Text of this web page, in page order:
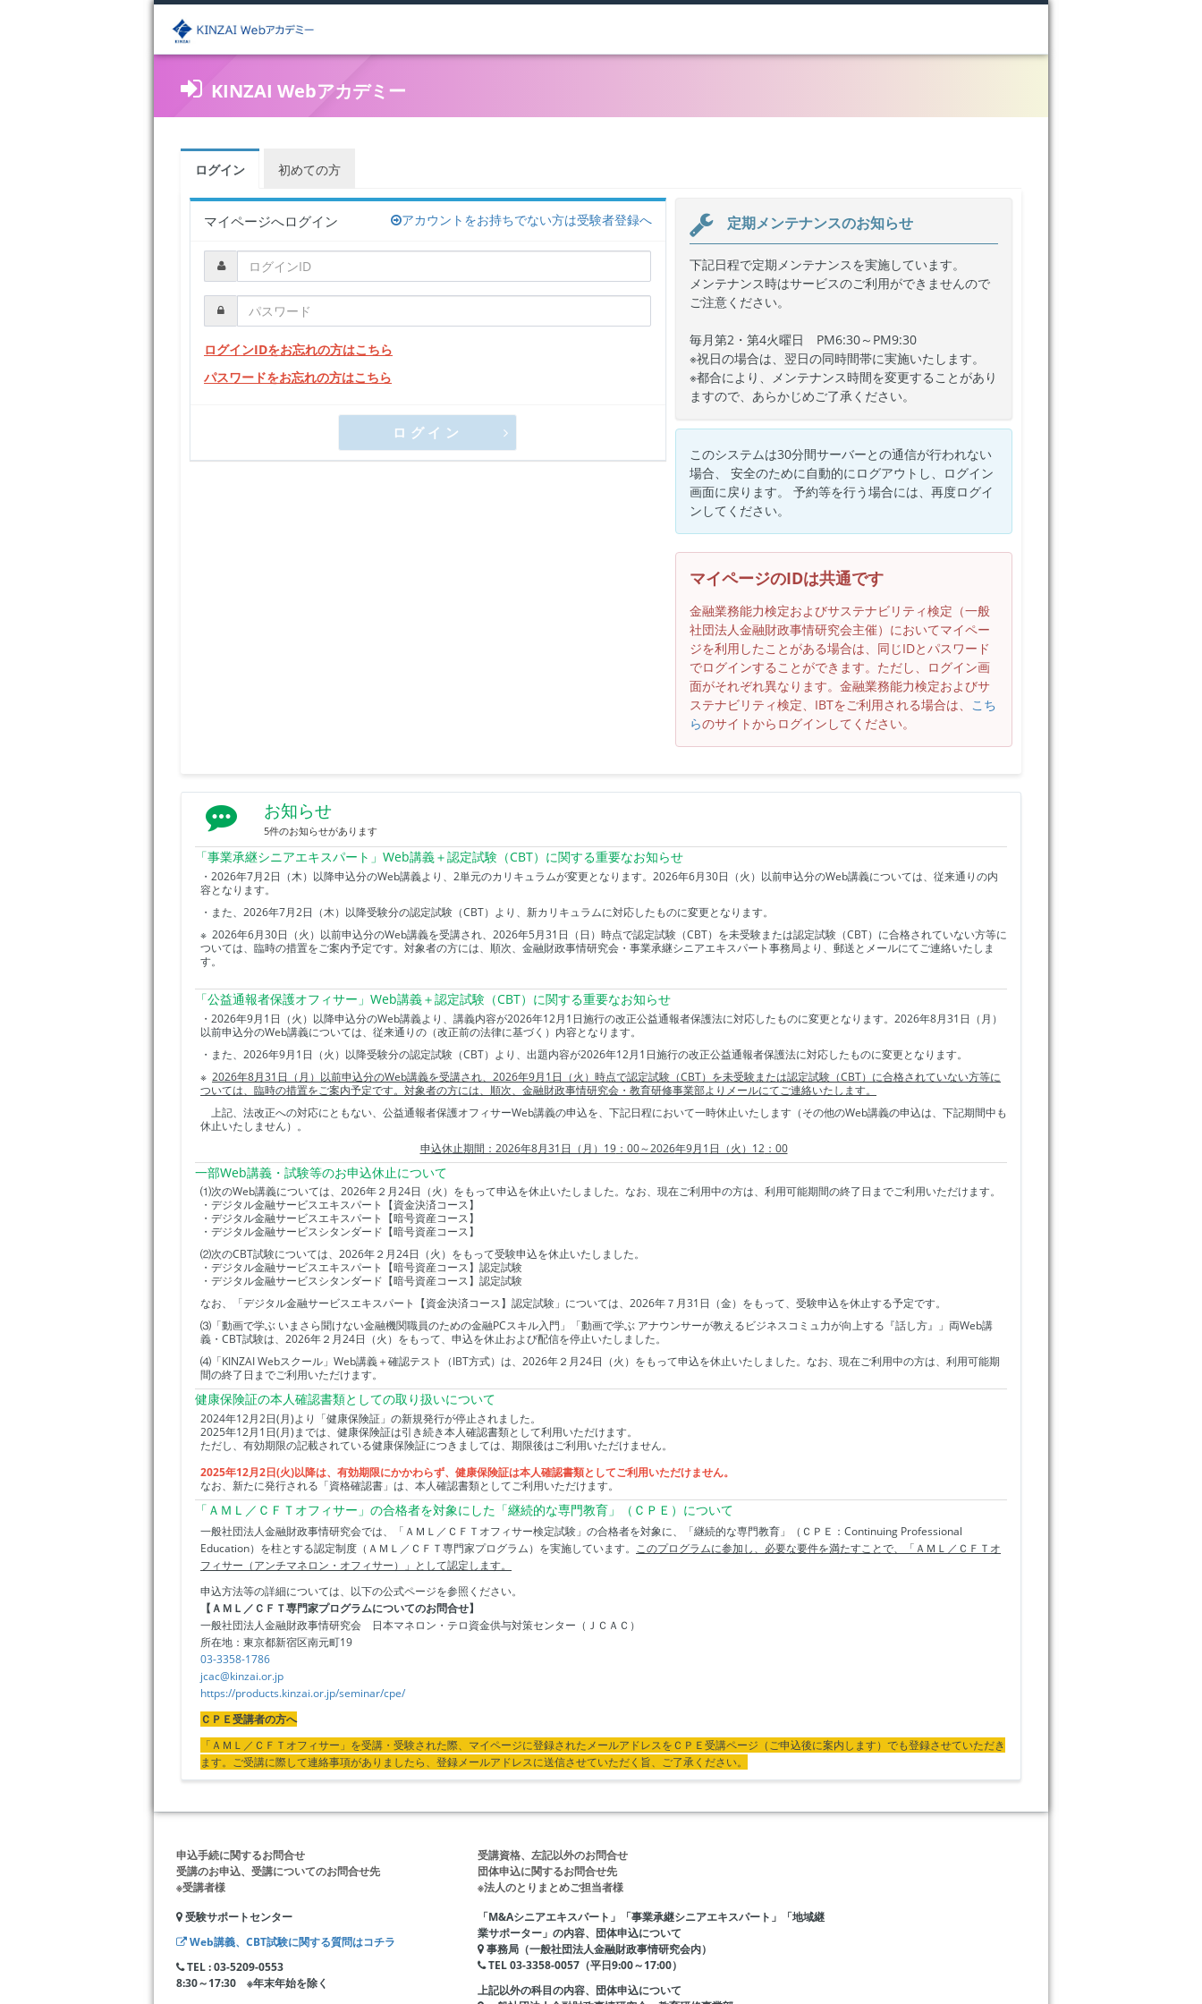
KINZAI Webアカデミー
ログイン 初めての方
マイページへログイン アカウントをお持ちでない方は受験者登録へ
ログインIDをお忘れの方はこちら
パスワードをお忘れの方はこちら
ログイン
定期メンテナンスのお知らせ
下記日程で定期メンテナンスを実施しています。
メンテナンス時はサービスのご利用ができませんので
ご注意ください。
毎月第2・第4火曜日 PM6:30～PM9:30
※祝日の場合は、翌日の同時間帯に実施いたします。
※都合により、メンテナンス時間を変更することがあり
ますので、あらかじめご了承ください。
このシステムは30分間サーバーとの通信が行われない
場合、 安全のために自動的にログアウトし、ログイン
画面に戻ります。 予約等を行う場合には、再度ログイ
ンしてください。
マイページのIDは共通です
金融業務能力検定およびサステナビリティ検定（一般
社団法人金融財政事情研究会主催）においてマイペー
ジを利用したことがある場合は、同じIDとパスワード
でログインすることができます。ただし、ログイン画
面がそれぞれ異なります。金融業務能力検定およびサ
ステナビリティ検定、IBTをご利用される場合は、 こち
らのサイトからログインしてください。
お知らせ
5件のお知らせがあります
「事業承継シニアエキスパート」Web講義＋認定試験（CBT）に関する重要なお知らせ
・2026年7月2日（木）以降申込分のWeb講義より、2単元のカリキュラムが変更となります。2026年6月30日（火）以前申込分のWeb講義については、従来通りの内
容となります。
・また、2026年7月2日（木）以降受験分の認定試験（CBT）より、新カリキュラムに対応したものに変更となります。
※ 2026年6月30日（火）以前申込分のWeb講義を受講され、2026年5月31日（日）時点で認定試験（CBT）を未受験または認定試験（CBT）に合格されていない方等に
ついては、臨時の措置をご案内予定です。対象者の方には、順次、金融財政事情研究会・事業承継シニアエキスパート事務局より、郵送とメールにてご連絡いたしま
す。
「公益通報者保護オフィサー」Web講義＋認定試験（CBT）に関する重要なお知らせ
・2026年9月1日（火）以降申込分のWeb講義より、講義内容が2026年12月1日施行の改正公益通報者保護法に対応したものに変更となります。2026年8月31日（月）
以前申込分のWeb講義については、従来通りの（改正前の法律に基づく）内容となります。
・また、2026年9月1日（火）以降受験分の認定試験（CBT）より、出題内容が2026年12月1日施行の改正公益通報者保護法に対応したものに変更となります。
※ 2026年8月31 日（月）以前申込分のWeb講義を受講され、2026年9月1 日（火）時点で認定試験（CBT）を未受験または認定試験（CBT）に合格されていない方等に
ついては、臨時の措置をご案内予定です。対象者の方には、順次、金融財政事情研究会・教育研修事業部よりメールにてご連絡いたします。
上記、法改正への対応にともない、公益通報者保護オフィサーWeb講義の申込を、下記日程において一時休止いたします（その他のWeb講義の申込は、下記期間中も
休止いたしません）。
申込休止期間：2026年8月31 日（月）19：00～2026年9月1 日（火）12：00
一部Web講義・試験等のお申込休止について
⑴次のWeb講義については、2026年２月24日（火）をもって申込を休止いたしました。なお、現在ご利用中の方は、利用可能期間の終了日までご利用いただけます。
・デジタル金融サービスエキスパート【資金決済コース】
・デジタル金融サービスエキスパート【暗号資産コース】
・デジタル金融サービスシタンダード【暗号資産コース】
⑵次のCBT試験については、2026年２月24日（火）をもって受験申込を休止いたしました。
・デジタル金融サービスエキスパート【暗号資産コース】認定試験
・デジタル金融サービスシタンダード【暗号資産コース】認定試験
なお、「デジタル金融サービスエキスパート【資金決済コース】認定試験」については、2026年７月31日（金）をもって、受験申込を休止する予定です。
⑶「動画で学ぶ いまさら聞けない金融機関職員のための金融PCスキル入門」「動画で学ぶ アナウンサーが教えるビジネスコミュ力が向上する『話し方』」両Web講
義・CBT試験は、2026年２月24日（火）をもって、申込を休止および配信を停止いたしました。
⑷「KINZAI Webスクール」Web講義＋確認テスト（IBT方式）は、2026年２月24日（火）をもって申込を休止いたしました。なお、現在ご利用中の方は、利用可能期
間の終了日までご利用いただけます。
健康保険証の本人確認書類としての取り扱いについて
2024年12月2日(月)より「健康保険証」の新規発行が停止されました。
2025年12月1日(月)までは、健康保険証は引き続き本人確認書類として利用いただけます。
ただし、有効期限の記載されている健康保険証につきましては、期限後はご利用いただけません。
2025年12月2日(火)以降は、有効期限にかかわらず、健康保険証は本人確認書類としてご利用いただけません。
なお、新たに発行される「資格確認書」は、本人確認書類としてご利用いただけます。
「ＡＭＬ／ＣＦＴオフィサー」の合格者を対象にした「継続的な専門教育」（ＣＰＥ）について
一般社団法人金融財政事情研究会では、「ＡＭＬ／ＣＦＴオフィサー検定試験」の合格者を対象に、「継続的な専門教育」（ＣＰＥ：Continuing Professional
Education）を柱とする認定制度（ＡＭＬ／ＣＦＴ専門家プログラム）を実施しています。 このプログラムに参加し、必要な要件を満たすことで、「ＡＭＬ／ＣＦＴオ
フィサー（アンチマネロン・オフィサー）」として認定します。
申込方法等の詳細については、以下の公式ページを参照ください。
【ＡＭＬ／ＣＦＴ専門家プログラムについてのお問合せ】
一般社団法人金融財政事情研究会 日本マネロン・テロ資金供与対策センター（ＪＣＡＣ）
所在地：東京都新宿区南元町19
03-3358-1786
jcac@kinzai.or.jp
https://products.kinzai.or.jp/seminar/cpe/
ＣＰＥ受講者の方へ
「ＡＭＬ／ＣＦＴオフィサー」を受講・受験された際、マイページに登録されたメールアドレスをＣＰＥ受講ページ（ご申込後に案内します）でも登録させていただき
ます。ご受講に際して連絡事項がありましたら、登録メールアドレスに送信させていただく旨、ご了承ください。
申込手続に関するお問合せ
受講のお申込、受講についてのお問合せ先
※受講者様
受験サポートセンター
Web講義、CBT試験に関する質問はコチラ
TEL : 03-5209-0553
8:30～17:30 ※年末年始を除く
受講資格、左記以外のお問合せ
団体申込に関するお問合せ先
※法人のとりまとめご担当者様
「M&Aシニアエキスパート」「事業承継シニアエキスパート」「地域継
業サポーター」の内容、団体申込について
事務局（一般社団法人金融財政事情研究会内）
TEL 03-3358-0057（平日9:00～17:00）
上記以外の科目の内容、団体申込について